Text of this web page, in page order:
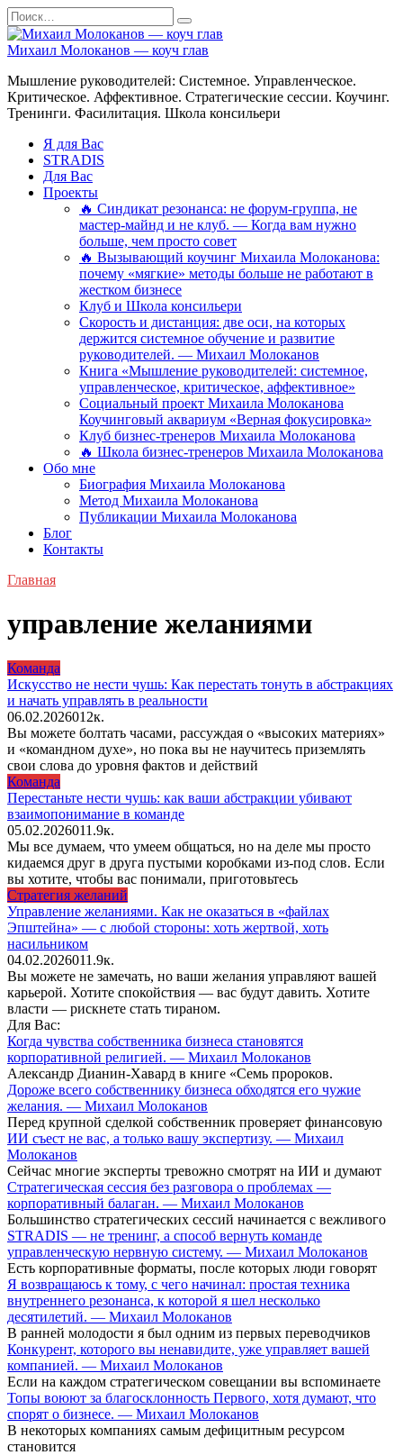
Перейти
к
содержанию
Search
for:
Михаил Молоканов — коуч глав
Мышление руководителей: Системное. Управленческое.
Критическое. Аффективное. Стратегические сессии. Коучинг.
Тренинги. Фасилитация. Школа консильери
Я для Вас
STRADIS
Для Вас
Проекты
🔥 Синдикат резонанса: не форум-группа, не
мастер-майнд и не клуб. — Когда вам нужно
больше, чем просто совет
🔥 Вызывающий коучинг Михаила Молоканова:
почему «мягкие» методы больше не работают в
жестком бизнесе
Клуб и Школа консильери
Скорость и дистанция: две оси, на которых
держится системное обучение и развитие
руководителей. — Михаил Молоканов
Книга «Мышление руководителей: системное,
управленческое, критическое, аффективное»
Социальный проект Михаила Молоканова
Коучинговый аквариум «Верная фокусировка»
Клуб бизнес-тренеров Михаила Молоканова
🔥 Школа бизнес-тренеров Михаила Молоканова
Обо мне
Биография Михаила Молоканова
Метод Михаила Молоканова
Публикации Михаила Молоканова
Блог
Контакты
Главная
управление желаниями
Команда
Искусство не нести чушь: Как перестать тонуть в абстракциях
и начать управлять в реальности
06.02.2026012к.
Вы можете болтать часами, рассуждая о «высоких материях»
и «командном духе», но пока вы не научитесь приземлять
свои слова до уровня фактов и действий
Команда
Перестаньте нести чушь: как ваши абстракции убивают
взаимопонимание в команде
05.02.2026011.9к.
Мы все думаем, что умеем общаться, но на деле мы просто
кидаемся друг в друга пустыми коробками из-под слов. Если
вы хотите, чтобы вас понимали, приготовьтесь
Стратегия желаний
Управление желаниями. Как не оказаться в «файлах
Эпштейна» — с любой стороны: хоть жертвой, хоть
насильником
04.02.2026011.9к.
Вы можете не замечать, но ваши желания управляют вашей
карьерой. Хотите спокойствия — вас будут давить. Хотите
власти — рискнете стать тираном.
Для Вас:
Когда чувства собственника бизнеса становятся
корпоративной религией. — Михаил Молоканов
Александр Дианин-Хавард в книге «Семь пророков.
Дороже всего собственнику бизнеса обходятся его чужие
желания. — Михаил Молоканов
Перед крупной сделкой собственник проверяет финансовую
ИИ съест не вас, а только вашу экспертизу. — Михаил
Молоканов
Сейчас многие эксперты тревожно смотрят на ИИ и думают
Стратегическая сессия без разговора о проблемах —
корпоративный балаган. — Михаил Молоканов
Большинство стратегических сессий начинается с вежливого
STRADIS — не тренинг, а способ вернуть команде
управленческую нервную систему. — Михаил Молоканов
Есть корпоративные форматы, после которых люди говорят
Я возвращаюсь к тому, с чего начинал: простая техника
внутреннего резонанса, к которой я шел несколько
десятилетий. — Михаил Молоканов
В ранней молодости я был одним из первых переводчиков
Конкурент, которого вы ненавидите, уже управляет вашей
компанией. — Михаил Молоканов
Если на каждом стратегическом совещании вы вспоминаете
Топы воюют за благосклонность Первого, хотя думают, что
спорят о бизнесе. — Михаил Молоканов
В некоторых компаниях самым дефицитным ресурсом
становится